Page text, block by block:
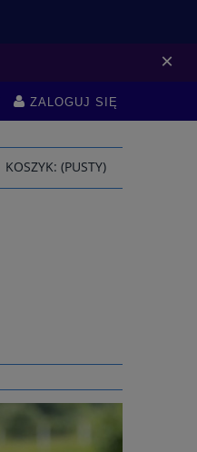
×
ZALOGUJ SIĘ
KOSZYK: (PUSTY)